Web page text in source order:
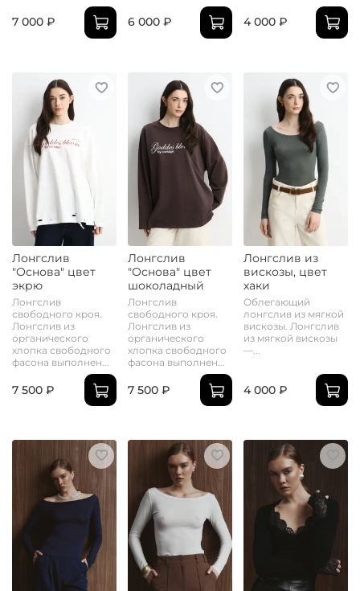
7 000 ₽ 6 000 ₽ 4 000 ₽
Лонгслив
"Основа" цвет
экрю
Лонгслив
свободного кроя.
Лонгслив из
органического
хлопка свободного
фасона выполнен...
7 500 ₽
Лонгслив
"Основа" цвет
шоколадный
Лонгслив
свободного кроя.
Лонгслив из
органического
хлопка свободного
фасона выполнен...
7 500 ₽
Лонгслив из
вискозы, цвет
хаки
Облегающий
лонгслив из мягкой
вискозы. Лонгслив
из мягкой вискозы
—...
4 000 ₽